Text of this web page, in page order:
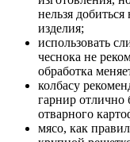
нельзя
изделия;
использовать
чеснока не
обработка
колбасу
гарнир отлично
отварного
мясо, как